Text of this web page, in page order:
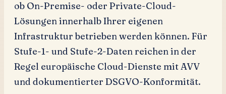
ob On-Premise- oder Private-Cloud-
Lösungen innerhalb Ihrer eigenen
Infrastruktur betrieben werden können. Für
Stufe-1- und Stufe-2-Daten reichen in der
Regel europäische Cloud-Dienste mit AVV
und dokumentierter DSGVO-Konformität.